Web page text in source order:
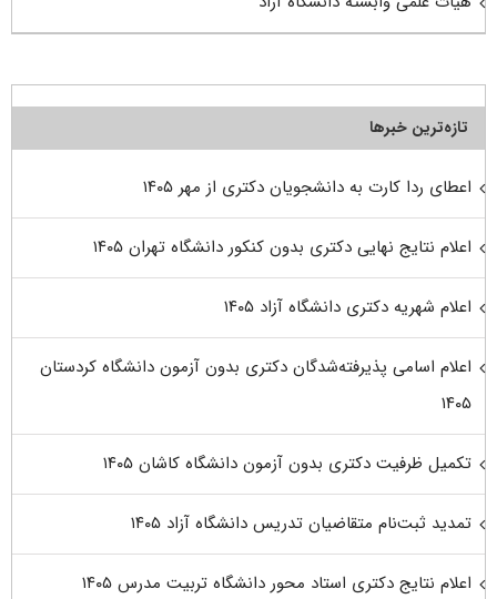
تازه‌ترین خبرها
اعطای ردا کارت به دانشجویان دکتری از مهر ۱۴۰۵
اعلام نتایج نهایی دکتری بدون کنکور دانشگاه تهران ۱۴۰۵
اعلام شهریه دکتری دانشگاه آزاد ۱۴۰۵
اعلام اسامی پذیرفته‌شدگان دکتری بدون آزمون دانشگاه کردستان
۱۴۰۵
تکمیل ظرفیت دکتری بدون آزمون دانشگاه کاشان ۱۴۰۵
تمدید ثبت‌نام متقاضیان تدریس دانشگاه آزاد ۱۴۰۵
اعلام نتایج دکتری استاد محور دانشگاه تربیت مدرس ۱۴۰۵